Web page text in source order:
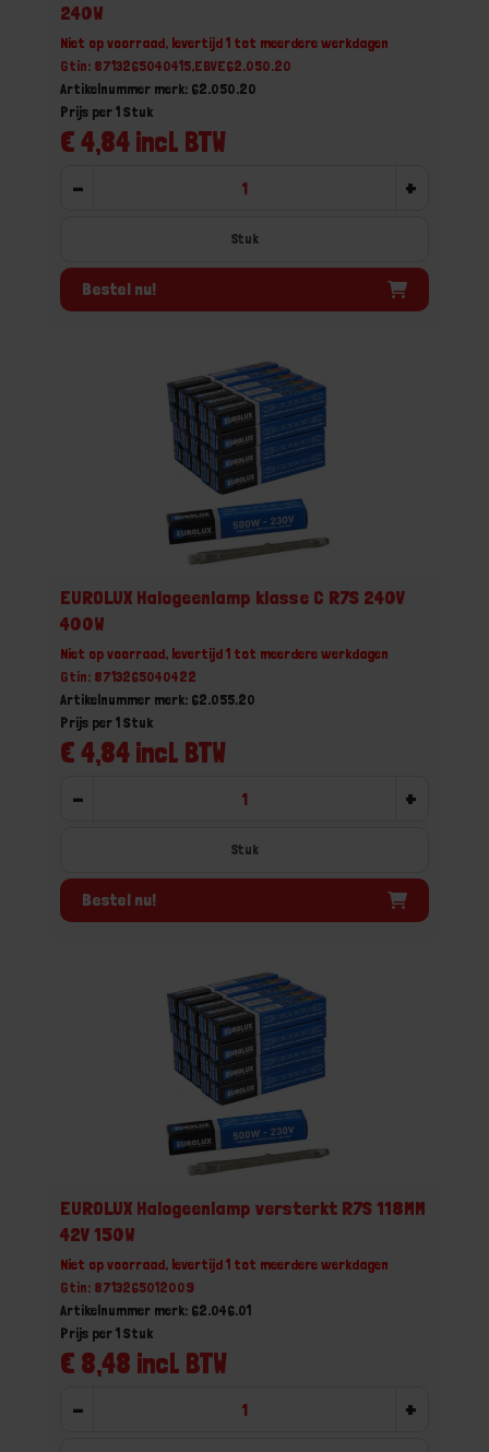
240W
Niet op voorraad, levertijd 1 tot meerdere werkdagen
Gtin: 8713265040415,EBVE62.050.20
Artikelnummer merk: 62.050.20
€ 4,84 incl. BTW
Prijs per 1 Stuk
- +
Stuk
Bestel nu!
EUROLUX Halogeenlamp klasse C R7S 240V
400W
Niet op voorraad, levertijd 1 tot meerdere werkdagen
Gtin: 8713265040422
Artikelnummer merk: 62.055.20
€ 4,84 incl. BTW
Prijs per 1 Stuk
- +
Stuk
Bestel nu!
EUROLUX Halogeenlamp versterkt R7S 118MM
42V 150W
Niet op voorraad, levertijd 1 tot meerdere werkdagen
Gtin: 8713265012009
Artikelnummer merk: 62.046.01
€ 8,48 incl. BTW
Prijs per 1 Stuk
- +